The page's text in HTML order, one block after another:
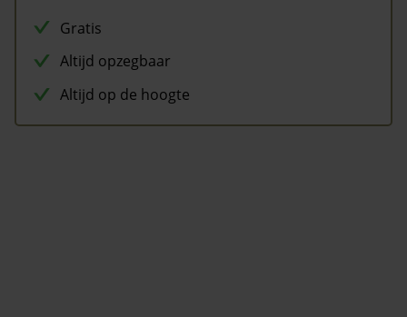
Gratis
Altijd opzegbaar
Altijd op de hoogte